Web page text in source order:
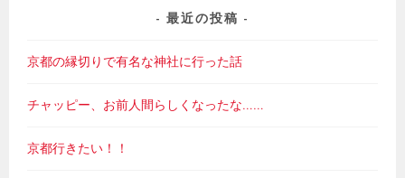
最近の投稿
京都の縁切りで有名な神社に行った話
チャッピー、お前人間らしくなったな……
京都行きたい！！